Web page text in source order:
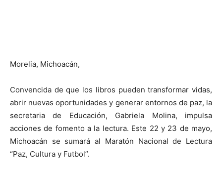
Morelia, Michoacán,
Convencida de que los libros pueden transformar vidas,
abrir nuevas oportunidades y generar entornos de paz, la
secretaria de Educación, Gabriela Molina, impulsa
acciones de fomento a la lectura. Este 22 y 23 de mayo,
Michoacán se sumará al Maratón Nacional de Lectura
“Paz, Cultura y Futbol”.